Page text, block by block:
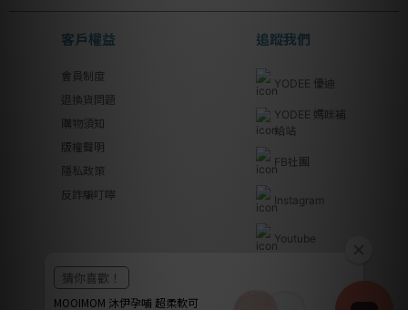
客戶權益
會員制度
退換貨問題
購物須知
版權聲明
隱私政策
反詐騙叮嚀
追蹤我們
YODEE 優迪
YODEE 媽咪補
給站
FB社團
Instagram
Youtube